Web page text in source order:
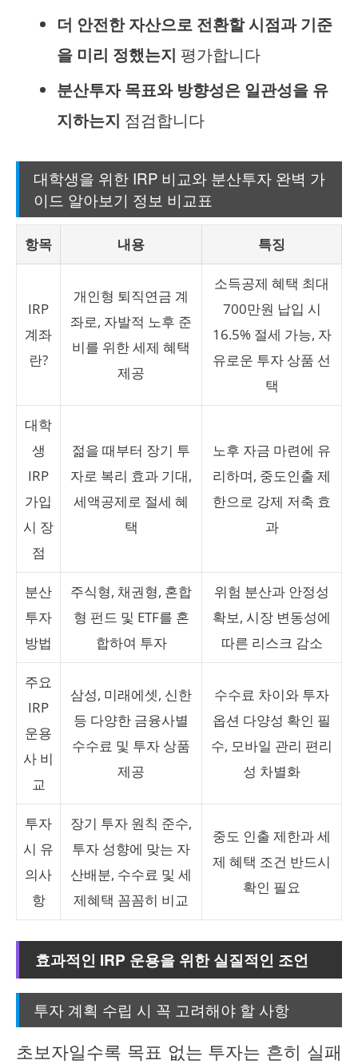
더 안전한 자산으로 전환할 시점과 기준
을 미리 정했는지 평가합니다
분산투자 목표와 방향성은 일관성을 유
지하는지 점검합니다
대학생을 위한 IRP 비교와 분산투자 완벽 가
이드 알아보기 정보 비교표
항목 내용 특징
IRP
계좌
란?
개인형 퇴직연금 계
좌로, 자발적 노후 준
비를 위한 세제 혜택
제공
소득공제 혜택 최대
700만원 납입 시
16.5% 절세 가능, 자
유로운 투자 상품 선
택
대학
생
IRP
가입
시 장
점
젊을 때부터 장기 투
자로 복리 효과 기대,
세액공제로 절세 혜
택
노후 자금 마련에 유
리하며, 중도인출 제
한으로 강제 저축 효
과
분산
투자
방법
주식형, 채권형, 혼합
형 펀드 및 ETF를 혼
합하여 투자
위험 분산과 안정성
확보, 시장 변동성에
따른 리스크 감소
주요
IRP
운용
사 비
교
삼성, 미래에셋, 신한
등 다양한 금융사별
수수료 및 투자 상품
제공
수수료 차이와 투자
옵션 다양성 확인 필
수, 모바일 관리 편리
성 차별화
투자
시 유
의사
항
장기 투자 원칙 준수,
투자 성향에 맞는 자
산배분, 수수료 및 세
제혜택 꼼꼼히 비교
중도 인출 제한과 세
제 혜택 조건 반드시
확인 필요
효과적인 IRP 운용을 위한 실질적인 조언
투자 계획 수립 시 꼭 고려해야 할 사항
초보자일수록 목표 없는 투자는 흔히 실패